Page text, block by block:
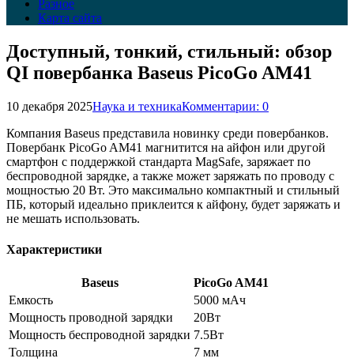
Разное
Карта сайта
Доступный, тонкий, стильный: обзор
QI повербанка Baseus PicoGo AM41
10 декабря 2025Наука и техникаКомментарии: 0
Компания Baseus представила новинку среди повербанков.
Повербанк PicoGo AM41 магнитится на айфон или другой
смартфон с поддержкой стандарта MagSafe, заряжает по
беспроводной зарядке, а также может заряжать по проводу с
мощностью 20 Вт. Это максимально компактный и стильный
ПБ, который идеально приклеится к айфону, будет заряжать и
не мешать использовать.
Характеристики
Baseus
PicoGo AM41
Емкость
5000 мАч
Мощность проводной зарядки
20Вт
Мощность беспроводной зарядки 7.5Вт
Толщина
7 мм